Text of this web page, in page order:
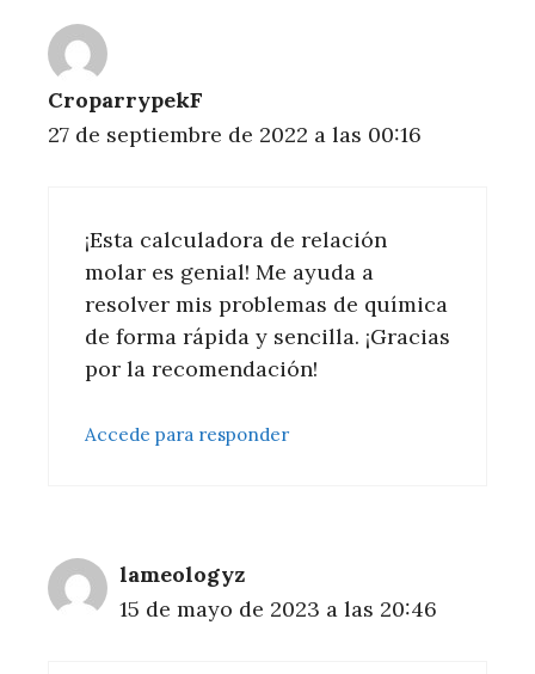
CroparrypekF
27 de septiembre de 2022 a las 00:16
¡Esta calculadora de relación
molar es genial! Me ayuda a
resolver mis problemas de química
de forma rápida y sencilla. ¡Gracias
por la recomendación!
Accede para responder
lameologyz
15 de mayo de 2023 a las 20:46